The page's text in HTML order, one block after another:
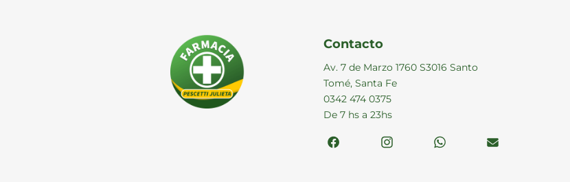
Contacto
Av. 7 de Marzo 1760 S3016 Santo
Tomé, Santa Fe
0342 474 0375
De 7 hs a 23hs